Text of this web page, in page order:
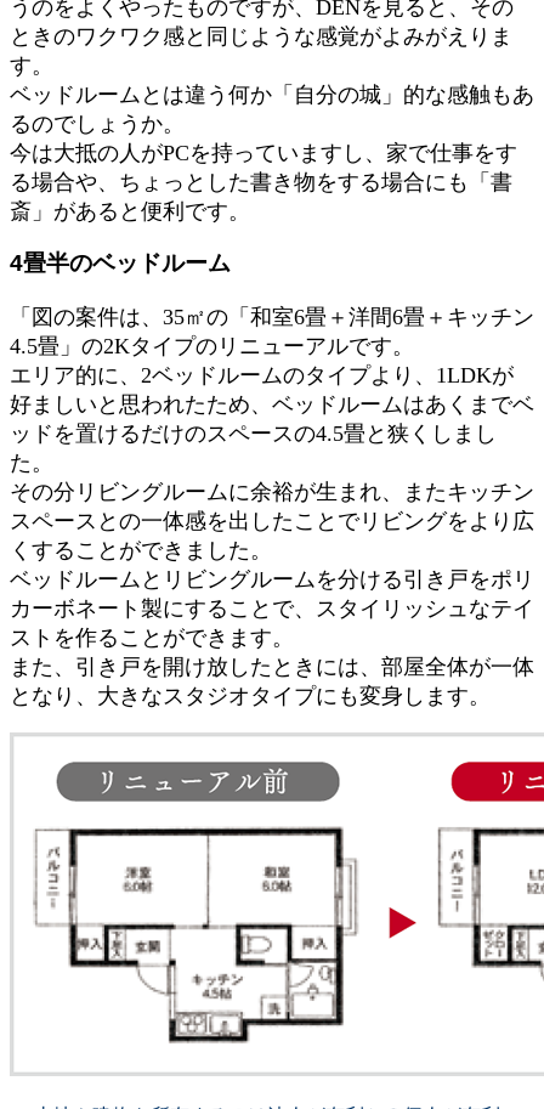
うのをよくやったものですが、DENを見ると、その
ときのワクワク感と同じような感覚がよみがえりま
す。
ベッドルームとは違う何か「自分の城」的な感触もあ
るのでしょうか。
今は大抵の人がPCを持っていますし、家で仕事をす
る場合や、ちょっとした書き物をする場合にも「書
斎」があると便利です。
4畳半のベッドルーム
「図の案件は、35㎡の「和室6畳＋洋間6畳＋キッチン
4.5畳」の2Kタイプのリニューアルです。
エリア的に、2ベッドルームのタイプより、1LDKが
好ましいと思われたため、ベッドルームはあくまでベ
ッドを置けるだけのスペースの4.5畳と狭くしまし
た。
その分リビングルームに余裕が生まれ、またキッチン
スペースとの一体感を出したことでリビングをより広
くすることができました。
ベッドルームとリビングルームを分ける引き戸をポリ
カーボネート製にすることで、スタイリッシュなテイ
ストを作ることができます。
また、引き戸を開け放したときには、部屋全体が一体
となり、大きなスタジオタイプにも変身します。